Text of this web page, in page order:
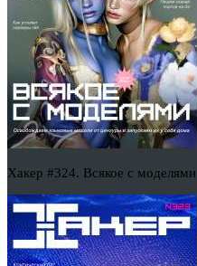
Хакер #324. Всякое с моделями